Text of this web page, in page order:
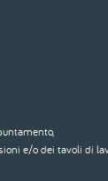
e/o dei tavoli di